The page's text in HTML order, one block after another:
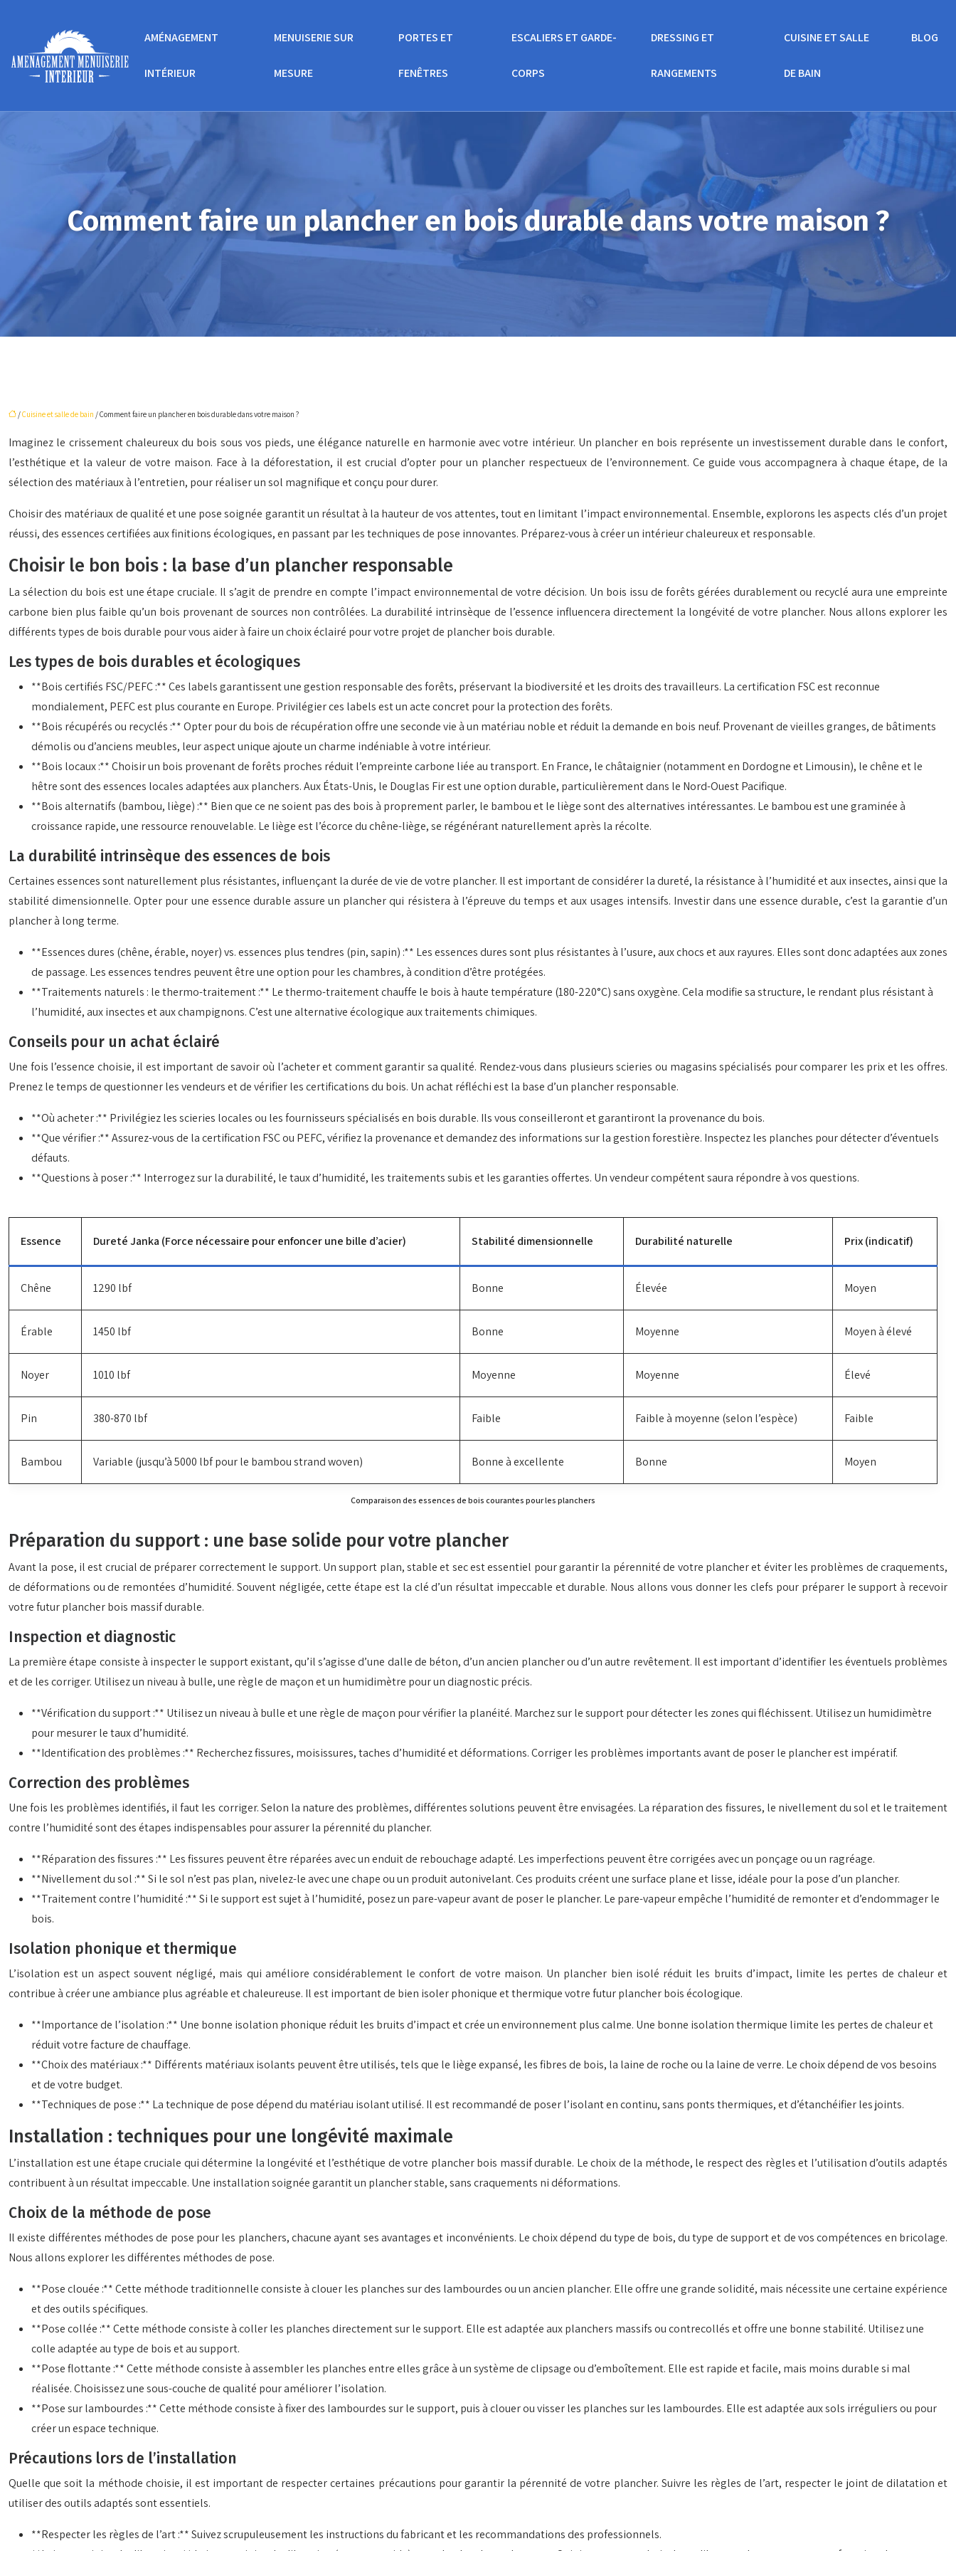
AMÉNAGEMENT
INTÉRIEUR
MENUISERIE SUR
MESURE
PORTES ET
FENÊTRES
ESCALIERS ET GARDE-
CORPS
DRESSING ET
RANGEMENTS
CUISINE ET SALLE
DE BAIN
BLOG
Comment faire un plancher en bois durable dans votre maison ?
/Cuisine et salle de bain / Comment faire un plancher en bois durable dans votre maison ?
Imaginez le crissement chaleureux du bois sous vos pieds, une élégance naturelle en harmonie avec votre intérieur. Un plancher en bois représente un investissement durable dans le confort,
l’esthétique et la valeur de votre maison. Face à la déforestation, il est crucial d’opter pour un plancher respectueux de l’environnement. Ce guide vous accompagnera à chaque étape, de la
sélection des matériaux à l’entretien, pour réaliser un sol magnifique et conçu pour durer.
Choisir des matériaux de qualité et une pose soignée garantit un résultat à la hauteur de vos attentes, tout en limitant l’impact environnemental. Ensemble, explorons les aspects clés d’un projet
réussi, des essences certifiées aux finitions écologiques, en passant par les techniques de pose innovantes. Préparez-vous à créer un intérieur chaleureux et responsable.
Choisir le bon bois : la base d’un plancher responsable
La sélection du bois est une étape cruciale. Il s’agit de prendre en compte l’impact environnemental de votre décision. Un bois issu de forêts gérées durablement ou recyclé aura une empreinte
carbone bien plus faible qu’un bois provenant de sources non contrôlées. La durabilité intrinsèque de l’essence influencera directement la longévité de votre plancher. Nous allons explorer les
différents types de bois durable pour vous aider à faire un choix éclairé pour votre projet de plancher bois durable.
Les types de bois durables et écologiques
**Bois certifiés FSC/PEFC :** Ces labels garantissent une gestion responsable des forêts, préservant la biodiversité et les droits des travailleurs. La certification FSC est reconnue
mondialement, PEFC est plus courante en Europe. Privilégier ces labels est un acte concret pour la protection des forêts.
**Bois récupérés ou recyclés :** Opter pour du bois de récupération offre une seconde vie à un matériau noble et réduit la demande en bois neuf. Provenant de vieilles granges, de bâtiments
démolis ou d’anciens meubles, leur aspect unique ajoute un charme indéniable à votre intérieur.
**Bois locaux :** Choisir un bois provenant de forêts proches réduit l’empreinte carbone liée au transport. En France, le châtaignier (notamment en Dordogne et Limousin), le chêne et le
hêtre sont des essences locales adaptées aux planchers. Aux États-Unis, le Douglas Fir est une option durable, particulièrement dans le Nord-Ouest Pacifique.
**Bois alternatifs (bambou, liège) :** Bien que ce ne soient pas des bois à proprement parler, le bambou et le liège sont des alternatives intéressantes. Le bambou est une graminée à
croissance rapide, une ressource renouvelable. Le liège est l’écorce du chêne-liège, se régénérant naturellement après la récolte.
La durabilité intrinsèque des essences de bois
Certaines essences sont naturellement plus résistantes, influençant la durée de vie de votre plancher. Il est important de considérer la dureté, la résistance à l’humidité et aux insectes, ainsi que la
stabilité dimensionnelle. Opter pour une essence durable assure un plancher qui résistera à l’épreuve du temps et aux usages intensifs. Investir dans une essence durable, c’est la garantie d’un
plancher à long terme.
**Essences dures (chêne, érable, noyer) vs. essences plus tendres (pin, sapin) :** Les essences dures sont plus résistantes à l’usure, aux chocs et aux rayures. Elles sont donc adaptées aux zones
de passage. Les essences tendres peuvent être une option pour les chambres, à condition d’être protégées.
**Traitements naturels : le thermo-traitement :** Le thermo-traitement chauffe le bois à haute température (180-220°C) sans oxygène. Cela modifie sa structure, le rendant plus résistant à
l’humidité, aux insectes et aux champignons. C’est une alternative écologique aux traitements chimiques.
Conseils pour un achat éclairé
Une fois l’essence choisie, il est important de savoir où l’acheter et comment garantir sa qualité. Rendez-vous dans plusieurs scieries ou magasins spécialisés pour comparer les prix et les offres.
Prenez le temps de questionner les vendeurs et de vérifier les certifications du bois. Un achat réfléchi est la base d’un plancher responsable.
**Où acheter :** Privilégiez les scieries locales ou les fournisseurs spécialisés en bois durable. Ils vous conseilleront et garantiront la provenance du bois.
**Que vérifier :** Assurez-vous de la certification FSC ou PEFC, vérifiez la provenance et demandez des informations sur la gestion forestière. Inspectez les planches pour détecter d’éventuels
défauts.
**Questions à poser :** Interrogez sur la durabilité, le taux d’humidité, les traitements subis et les garanties offertes. Un vendeur compétent saura répondre à vos questions.
Comparaison des essences de bois courantes pour les planchers
Essence Dureté Janka (Force nécessaire pour enfoncer une bille d’acier) Stabilité dimensionnelle Durabilité naturelle Prix (indicatif)
Chêne 1290 lbf Bonne Élevée Moyen
Érable 1450 lbf Bonne Moyenne Moyen à élevé
Noyer 1010 lbf Moyenne Moyenne Élevé
Pin 380-870 lbf Faible Faible à moyenne (selon l’espèce) Faible
Bambou Variable (jusqu’à 5000 lbf pour le bambou strand woven) Bonne à excellente Bonne Moyen
Préparation du support : une base solide pour votre plancher
Avant la pose, il est crucial de préparer correctement le support. Un support plan, stable et sec est essentiel pour garantir la pérennité de votre plancher et éviter les problèmes de craquements,
de déformations ou de remontées d’humidité. Souvent négligée, cette étape est la clé d’un résultat impeccable et durable. Nous allons vous donner les clefs pour préparer le support à recevoir
votre futur plancher bois massif durable.
Inspection et diagnostic
La première étape consiste à inspecter le support existant, qu’il s’agisse d’une dalle de béton, d’un ancien plancher ou d’un autre revêtement. Il est important d’identifier les éventuels problèmes
et de les corriger. Utilisez un niveau à bulle, une règle de maçon et un humidimètre pour un diagnostic précis.
**Vérification du support :** Utilisez un niveau à bulle et une règle de maçon pour vérifier la planéité. Marchez sur le support pour détecter les zones qui fléchissent. Utilisez un humidimètre
pour mesurer le taux d’humidité.
**Identification des problèmes :** Recherchez fissures, moisissures, taches d’humidité et déformations. Corriger les problèmes importants avant de poser le plancher est impératif.
Correction des problèmes
Une fois les problèmes identifiés, il faut les corriger. Selon la nature des problèmes, différentes solutions peuvent être envisagées. La réparation des fissures, le nivellement du sol et le traitement
contre l’humidité sont des étapes indispensables pour assurer la pérennité du plancher.
**Réparation des fissures :** Les fissures peuvent être réparées avec un enduit de rebouchage adapté. Les imperfections peuvent être corrigées avec un ponçage ou un ragréage.
**Nivellement du sol :** Si le sol n’est pas plan, nivelez-le avec une chape ou un produit autonivelant. Ces produits créent une surface plane et lisse, idéale pour la pose d’un plancher.
**Traitement contre l’humidité :** Si le support est sujet à l’humidité, posez un pare-vapeur avant de poser le plancher. Le pare-vapeur empêche l’humidité de remonter et d’endommager le
bois.
Isolation phonique et thermique
L’isolation est un aspect souvent négligé, mais qui améliore considérablement le confort de votre maison. Un plancher bien isolé réduit les bruits d’impact, limite les pertes de chaleur et
contribue à créer une ambiance plus agréable et chaleureuse. Il est important de bien isoler phonique et thermique votre futur plancher bois écologique.
**Importance de l’isolation :** Une bonne isolation phonique réduit les bruits d’impact et crée un environnement plus calme. Une bonne isolation thermique limite les pertes de chaleur et
réduit votre facture de chauffage.
**Choix des matériaux :** Différents matériaux isolants peuvent être utilisés, tels que le liège expansé, les fibres de bois, la laine de roche ou la laine de verre. Le choix dépend de vos besoins
et de votre budget.
**Techniques de pose :** La technique de pose dépend du matériau isolant utilisé. Il est recommandé de poser l’isolant en continu, sans ponts thermiques, et d’étanchéifier les joints.
Installation : techniques pour une longévité maximale
L’installation est une étape cruciale qui détermine la longévité et l’esthétique de votre plancher bois massif durable. Le choix de la méthode, le respect des règles et l’utilisation d’outils adaptés
contribuent à un résultat impeccable. Une installation soignée garantit un plancher stable, sans craquements ni déformations.
Choix de la méthode de pose
Il existe différentes méthodes de pose pour les planchers, chacune ayant ses avantages et inconvénients. Le choix dépend du type de bois, du type de support et de vos compétences en bricolage.
Nous allons explorer les différentes méthodes de pose.
**Pose clouée :** Cette méthode traditionnelle consiste à clouer les planches sur des lambourdes ou un ancien plancher. Elle offre une grande solidité, mais nécessite une certaine expérience
et des outils spécifiques.
**Pose collée :** Cette méthode consiste à coller les planches directement sur le support. Elle est adaptée aux planchers massifs ou contrecollés et offre une bonne stabilité. Utilisez une
colle adaptée au type de bois et au support.
**Pose flottante :** Cette méthode consiste à assembler les planches entre elles grâce à un système de clipsage ou d’emboîtement. Elle est rapide et facile, mais moins durable si mal
réalisée. Choisissez une sous-couche de qualité pour améliorer l’isolation.
**Pose sur lambourdes :** Cette méthode consiste à fixer des lambourdes sur le support, puis à clouer ou visser les planches sur les lambourdes. Elle est adaptée aux sols irréguliers ou pour
créer un espace technique.
Précautions lors de l’installation
Quelle que soit la méthode choisie, il est important de respecter certaines précautions pour garantir la pérennité de votre plancher. Suivre les règles de l’art, respecter le joint de dilatation et
utiliser des outils adaptés sont essentiels.
**Respecter les règles de l’art :** Suivez scrupuleusement les instructions du fabricant et les recommandations des professionnels.